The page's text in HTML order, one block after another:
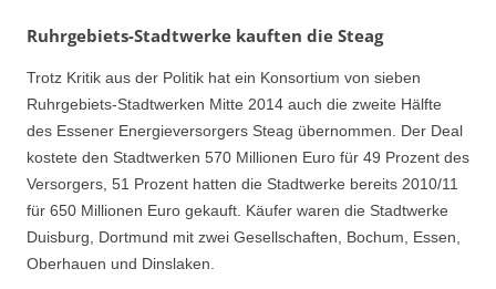
Ruhrgebiets-Stadtwerke kauften die Steag
Trotz Kritik aus der Politik hat ein Konsortium von sieben
Ruhrgebiets-Stadtwerken Mitte 2014 auch die zweite Hälfte
des Essener Energieversorgers Steag übernommen. Der Deal
kostete den Stadtwerken 570 Millionen Euro für 49 Prozent des
Versorgers, 51 Prozent hatten die Stadtwerke bereits 2010/11
für 650 Millionen Euro gekauft. Käufer waren die Stadtwerke
Duisburg, Dortmund mit zwei Gesellschaften, Bochum, Essen,
Oberhauen und Dinslaken.